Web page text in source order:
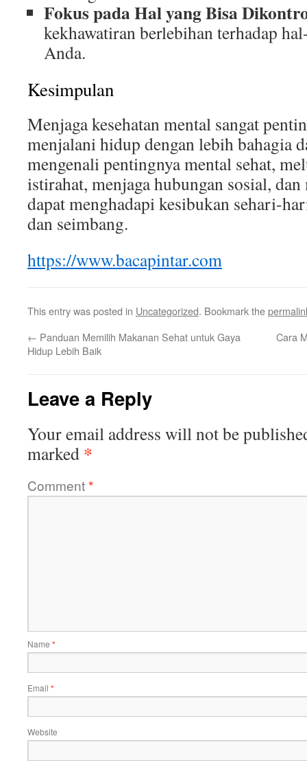
Fokus pada Hal yang Bisa
kekhawatiran berlebihan terhadap
Anda.
Kesimpulan
Menjaga kesehatan mental sangat
menjalani hidup dengan lebih bahagia
mengenali pentingnya mental sehat,
istirahat, menjaga hubungan sosial,
dapat menghadapi kesibukan sehari-
dan seimbang.
https://www.bacapintar.com
This entry was posted in Uncategorized. Bookmark the
← Panduan Memilih Makanan Sehat untuk Gaya
Hidup Lebih Baik
Cara
Leave a Reply
Your email address will not be
marked *
Comment*
Name *
Email *
Website